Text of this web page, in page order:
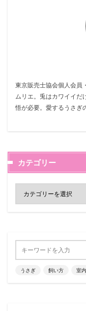
東京販売士協会個人会員
ムリエ。兎はカワイイ
悟が必要。愛するうさぎ
カテゴリー
うさぎ 飼い方 室内